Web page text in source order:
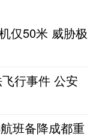
仅50米 威胁极
行事件 公安
班备降成都重